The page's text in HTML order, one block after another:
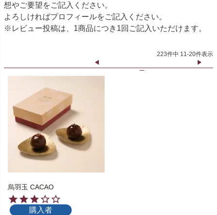
想やご要望をご記入ください。
よろしければプロフィールをご記入ください。
※レビュー投稿は、1商品につき1回ご記入いただけます。
223件中 11-20件表示
烏羽玉 CACAO
購入者